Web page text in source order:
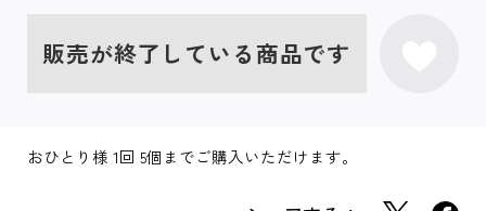
販売が終了している商品です
おひとり様 1回 5個までご購入いただけます。